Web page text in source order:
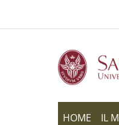
HOME IL